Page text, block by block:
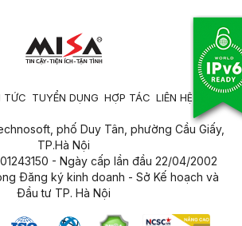
TỨC TUYỂN DỤNG HỢP TÁC LIÊN HỆ
phố Duy Tân, phường Cầu Giấy,
TP.Hà Nội
- Ngày cấp lần đầu 22/04/2002
Đăng ký kinh doanh - Sở Kế hoạch và
Đầu tư TP. Hà Nội